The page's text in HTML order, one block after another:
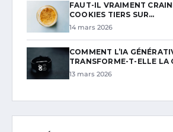
FAUT-IL VRAIMENT
COOKIES TIERS SUR…
14 mars 2026
COMMENT L’IA
TRANSFORME-T-ELLE LA
13 mars 2026